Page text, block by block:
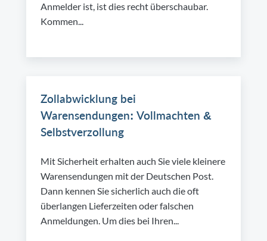
Anmelder ist, ist dies recht überschaubar.
Kommen...
Zollabwicklung bei
Warensendungen: Vollmachten &
Selbstverzollung
Mit Sicherheit erhalten auch Sie viele kleinere
Warensendungen mit der Deutschen Post.
Dann kennen Sie sicherlich auch die oft
überlangen Lieferzeiten oder falschen
Anmeldungen. Um dies bei Ihren...